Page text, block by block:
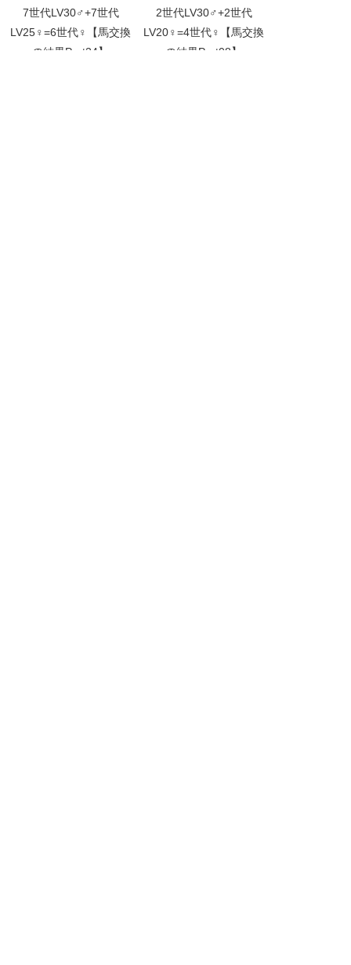
7世代LV30♂+7世代
LV25♀=6世代♀【馬交換
の結果Part24】
2世代LV30♂+2世代
LV20♀=4世代♀【馬交換
の結果Part08】